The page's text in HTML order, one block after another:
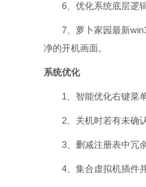
6、优化系统底层逻辑
7、萝卜家园最新
净的开机画面。
系统优化
1、智能优化右键菜单
2、关机时若有未确认
3、删减注册表中冗余
4、集合虚拟机插件并